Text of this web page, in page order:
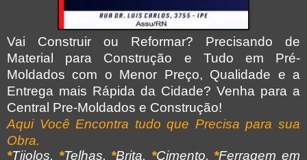
Vai Construir ou Reformar? Precisando de
Material para Construção e Tudo em Pré-
Moldados com o Menor Preço, Qualidade e a
Entrega mais Rápida da Cidade? Venha para a
Central Pre-Moldados e Construção!
Aqui Você Encontra tudo que Precisa para sua
Obra.
*Tijolos, *Telhas, *Brita, *Cimento, *Ferragem em